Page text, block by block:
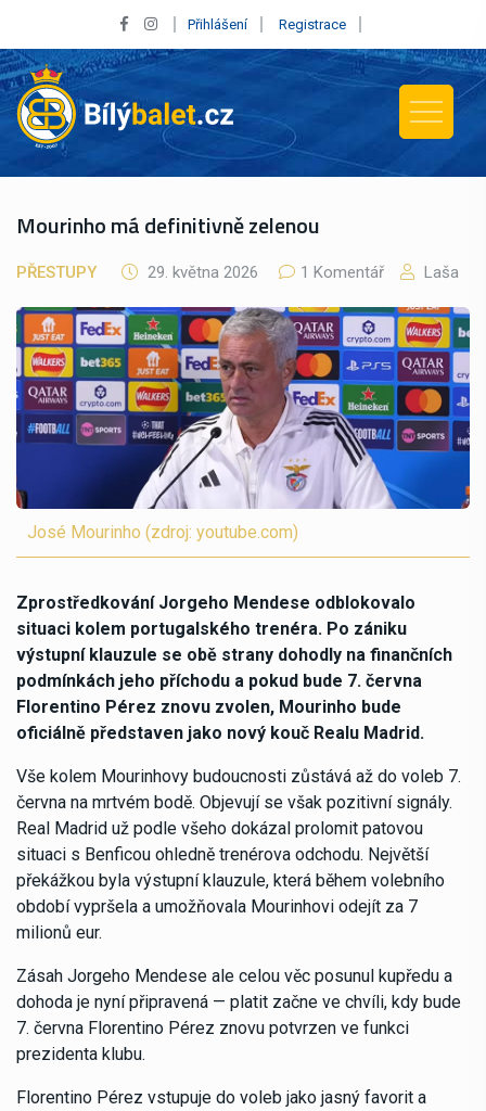
Přihlášení Registrace
Mourinho má definitivně zelenou
PŘESTUPY 29. května 2026 1 Komentář Laša
José Mourinho (zdroj: youtube.com)
Zprostředkování Jorgeho Mendese odblokovalo
situaci kolem portugalského trenéra. Po zániku
výstupní klauzule se obě strany dohodly na finančních
podmínkách jeho příchodu a pokud bude 7. června
Florentino Pérez znovu zvolen, Mourinho bude
oficiálně představen jako nový kouč Realu Madrid.
Vše kolem Mourinhovy budoucnosti zůstává až do voleb 7.
června na mrtvém bodě. Objevují se však pozitivní signály.
Real Madrid už podle všeho dokázal prolomit patovou
situaci s Benficou ohledně trenérova odchodu. Největší
překážkou byla výstupní klauzule, která během volebního
období vypršela a umožňovala Mourinhovi odejít za 7
milionů eur.
Zásah Jorgeho Mendese ale celou věc posunul kupředu a
dohoda je nyní připravená — platit začne ve chvíli, kdy bude
7. června Florentino Pérez znovu potvrzen ve funkci
prezidenta klubu.
Florentino Pérez vstupuje do voleb jako jasný favorit a